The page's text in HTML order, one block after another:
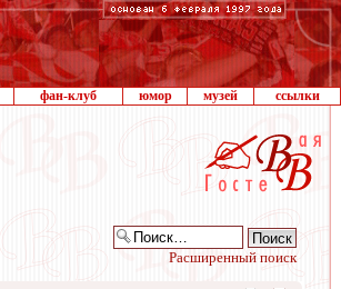
фан-клуб юмор музей ссылки
Расширенный поиск